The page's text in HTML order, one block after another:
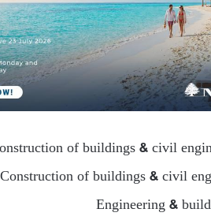
of buildings & civil
Construction of buildings & civil
Engineering &